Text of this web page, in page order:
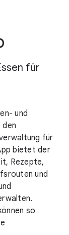
für
und
den
für
bietet der
Rezepte,
und
so